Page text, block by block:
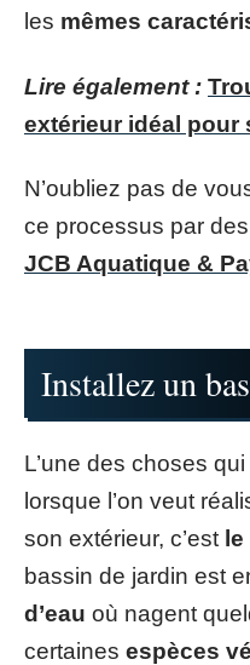
les mêmes
Lire également :
extérieur idéal pour
N’oubliez pas de
ce processus par des
JCB Aquatique &
Installez un
L’une des choses
lorsque l’on veut
son extérieur, c’est
bassin de jardin est
d’eau où nagent
certaines espèces